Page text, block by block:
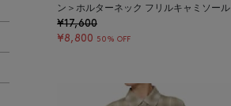
ン＞ホルターネック フリルキャミソール
¥17,600
¥8,800 50% OFF